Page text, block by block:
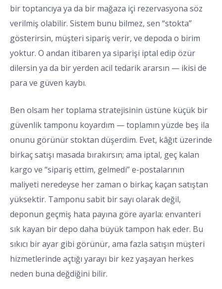
bir toptancıya ya da bir mağaza içi rezervasyona söz
verilmiş olabilir. Sistem bunu bilmez, sen “stokta”
gösterirsin, müşteri sipariş verir, ve depoda o birim
yoktur. O andan itibaren ya siparişi iptal edip özür
dilersin ya da bir yerden acil tedarik ararsın — ikisi de
para ve güven kaybı.
Ben olsam her toplama stratejisinin üstüne küçük bir
güvenlik tamponu koyardım — toplamın yüzde beş ila
onunu görünür stoktan düşerdim. Evet, kâğıt üzerinde
birkaç satışı masada bırakırsın; ama iptal, geç kalan
kargo ve “sipariş ettim, gelmedi” e-postalarının
maliyeti neredeyse her zaman o birkaç kaçan satıştan
yüksektir. Tamponu sabit bir sayı olarak değil,
deponun geçmiş hata payına göre ayarla: envanteri
sık kayan bir depo daha büyük tampon hak eder. Bu
sıkıcı bir ayar gibi görünür, ama fazla satışın müşteri
hizmetlerinde açtığı yarayı bir kez yaşayan herkes
neden buna değdiğini bilir.